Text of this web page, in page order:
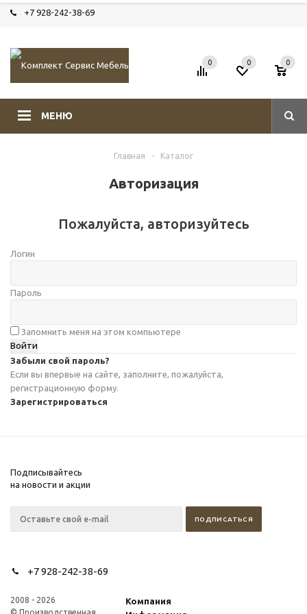
+7 928-242-38-69
МЕНЮ
0 0 0
Главная - Каталог
Авторизация
Пожалуйста, авторизуйтесь
Логин
Пароль
Запомнить меня на этом компьютере
Забыли свой пароль?
Если вы впервые на сайте, заполните, пожалуйста,
регистрационную форму.
Зарегистрироваться
Подписывайтесь
на новости и акции
+7 928-242-38-69
2008 - 2026
Компания